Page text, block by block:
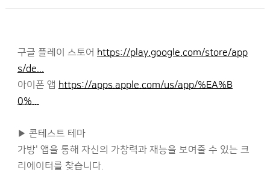
구글 플레이 스토어 https://play.google.com/store/app
s/de...
아이폰 앱 https://apps.apple.com/us/app/%EA%B
0%...
▶ 콘테스트 테마
가방' 앱을 통해 자신의 가창력과 재능을 보여줄 수 있는 크
리에이터를 찾습니다.